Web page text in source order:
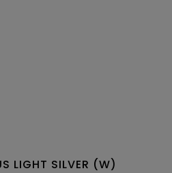
LIGHT SILVER (W)